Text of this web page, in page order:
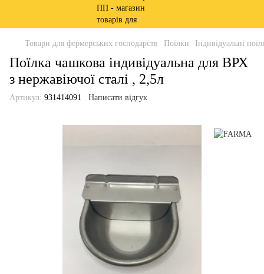
Товари для фермерських господарств Поїлки Індивідуальні
Поїлка чашкова індивідуальна для ВРХ
з нержавіючої сталі , 2,5л
Артикул: 931414091 Написати відгук